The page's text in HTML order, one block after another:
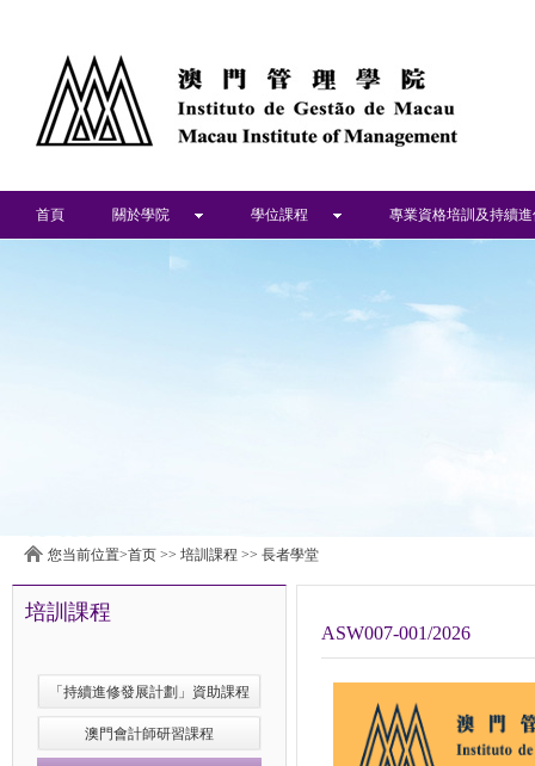
首頁 關於學院 學位課程 專業資格培訓及持續
您当前位置>首页 >> 培訓課程 >> 長者學堂
培訓課程
「持續進修發展計劃」資助課程
澳門會計師研習課程
ASW007-001/2026